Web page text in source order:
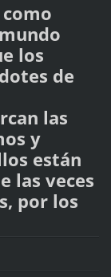
los
de
las
y
están
las veces
por los